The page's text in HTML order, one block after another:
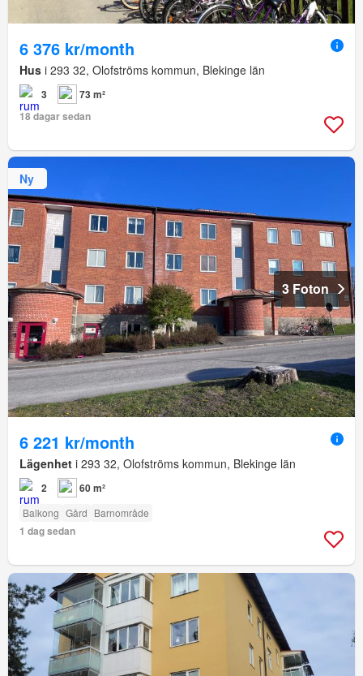
6 376 kr/month
Hus i 293 32, Olofströms kommun, Blekinge län
3
73 m²
18 dagar sedan
Ny
3 Foton
6 221 kr/month
Lägenhet i 293 32, Olofströms kommun, Blekinge län
2 60 m²
Balkong Gård Barnområde
1 dag sedan